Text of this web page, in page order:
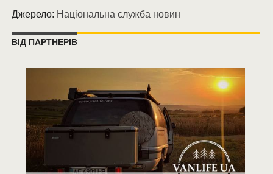
Джерело: Національна служба новин
ВІД ПАРТНЕРІВ